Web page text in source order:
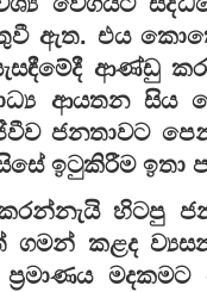
ඇත. එය
ආණ්ඩු
ආයතන සිය
ජනතාවට
ඉටුකිරීම ඉතා
හිටපු
ගමන් කළද
මදකමට